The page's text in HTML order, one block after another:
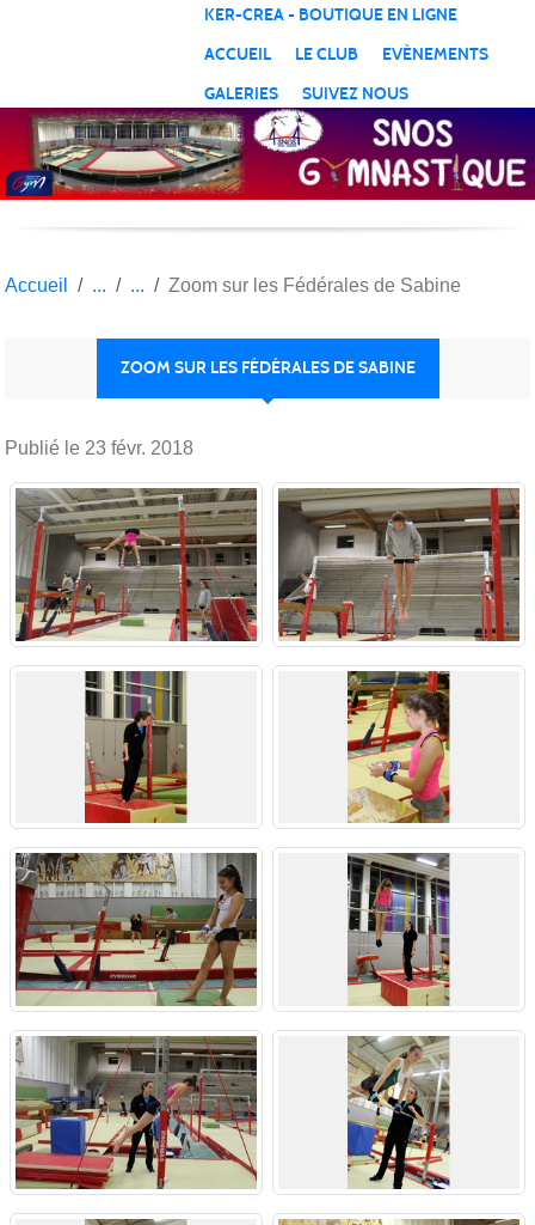
KER-CREA - BOUTIQUE EN LIGNE
ACCUEIL
LE CLUB
EVÈNEMENTS
GALERIES
SUIVEZ NOUS
Accueil Zoom sur les Fédérales de Sabine
ZOOM SUR LES FÉDÉRALES DE SABINE
Publié le 23 févr. 2018
Panneau de gestion des cookies